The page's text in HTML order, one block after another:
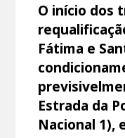
O início dos
Fátima e
Estrada da
Nacional 1),